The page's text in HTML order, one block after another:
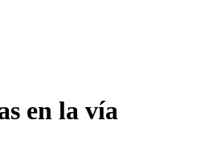
en la vía